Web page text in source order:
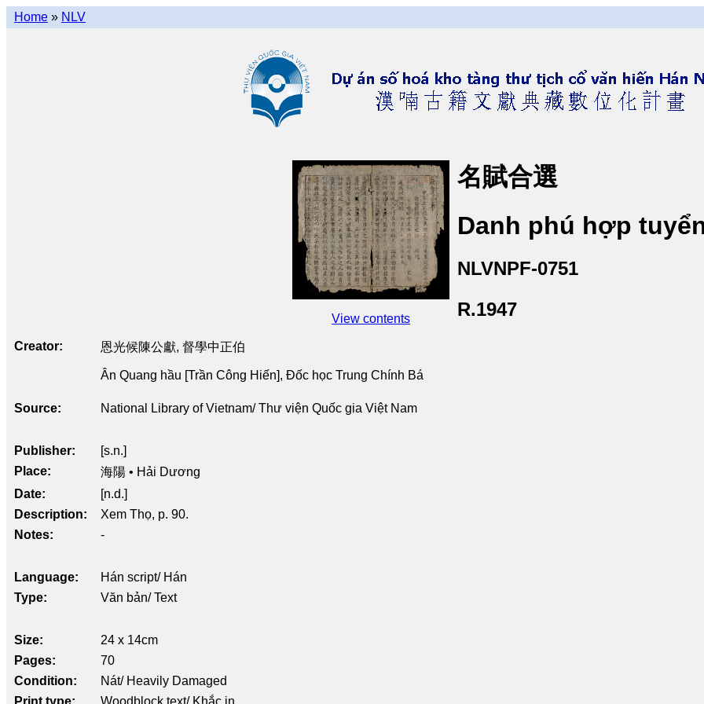
Home » NLV
View contents
名賦合選
Danh phú hợp
NLVNPF-0751
R.1947
Creator 恩光候陳公獻, 督學中正伯
Ân Quang hầu [Trần Công Hiến], Đốc học Trung Chính Bá
Source National Library of Vietnam/ Thư viện Quốc gia Việt Nam
Publisher
[s.n.]
Place
海陽 • Hải Dương
Date
[n.d.]
Description
Xem Thọ, p. 90.
Notes
-
Language
Hán script/ Hán
Type
Văn bản/ Text
Size
24 x 14cm
Pages
70
Condition
Nát/ Heavily Damaged
Print type
Woodblock text/ Khắc in